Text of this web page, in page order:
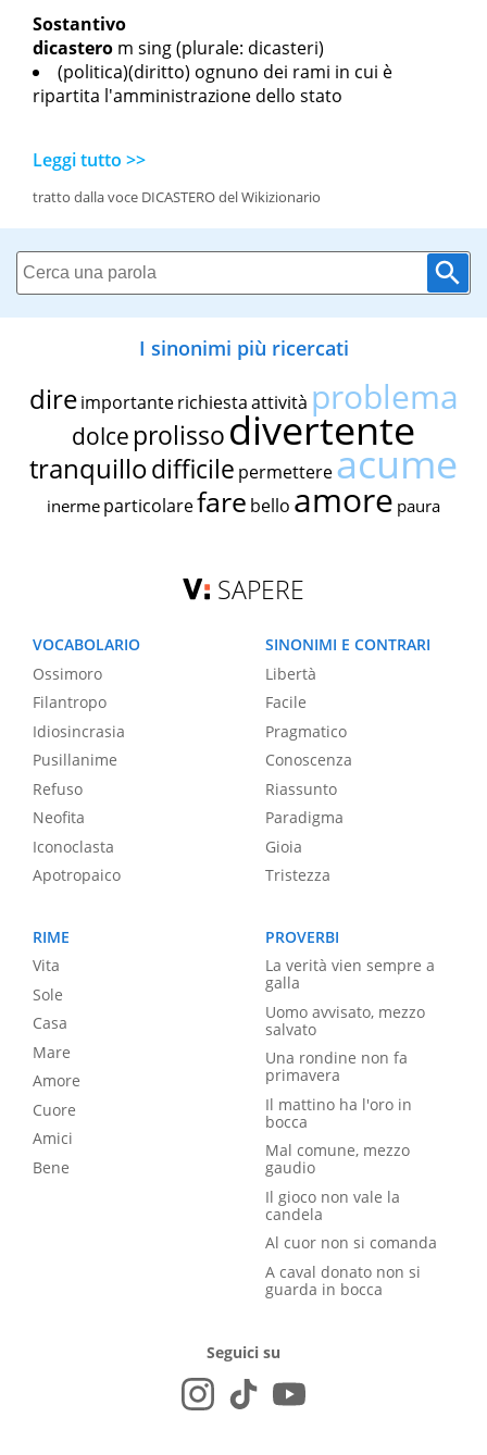
Sostantivo
dicastero m sing(plurale: dicasteri)
(politica)(diritto) ognuno dei rami in cui è
ripartita l'amministrazione dello stato
Leggi tutto >>
tratto dalla voce DICASTERO del Wikizionario
I sinonimi più ricercati
dire importante richiestaattività problema
dolce prolissodivertente
tranquillodifficile permettereacume
inerme particolarefare bello amore paura
SAPERE
VOCABOLARIO
Ossimoro
Filantropo
Idiosincrasia
Pusillanime
Refuso
Neofita
Iconoclasta
Apotropaico
SINONIMI E CONTRARI
Libertà
Facile
Pragmatico
Conoscenza
Riassunto
Paradigma
Gioia
Tristezza
RIME
Vita
Sole
Casa
Mare
Amore
Cuore
Amici
Bene
PROVERBI
La verità vien sempre a
galla
Uomo avvisato, mezzo
salvato
Una rondine non fa
primavera
Il mattino ha l'oro in
bocca
Mal comune, mezzo
gaudio
Il gioco non vale la
candela
Al cuor non si comanda
A caval donato non si
guarda in bocca
Seguici su